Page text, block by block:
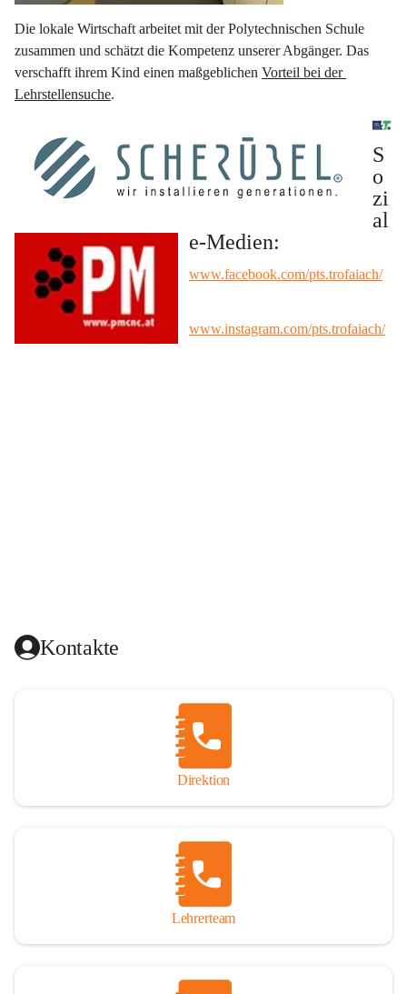
Die lokale Wirtschaft arbeitet mit der Polytechnischen Schule
zusammen und schätzt die Kompetenz unserer Abgänger. Das
verschafft ihrem Kind einen maßgeblichen Vorteil bei der
Lehrstellensuche.
S
o
zi
al
e-Medien:
www.facebook.com/pts.trofaiach/
www.instagram.com/pts.trofaiach/
Kontakte
Direktion
Lehrerteam